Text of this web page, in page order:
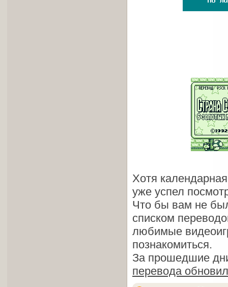
Хотя
уже успел
Что бы вам не
списком
любимые
познакомиться.
За прошедшие
перевода